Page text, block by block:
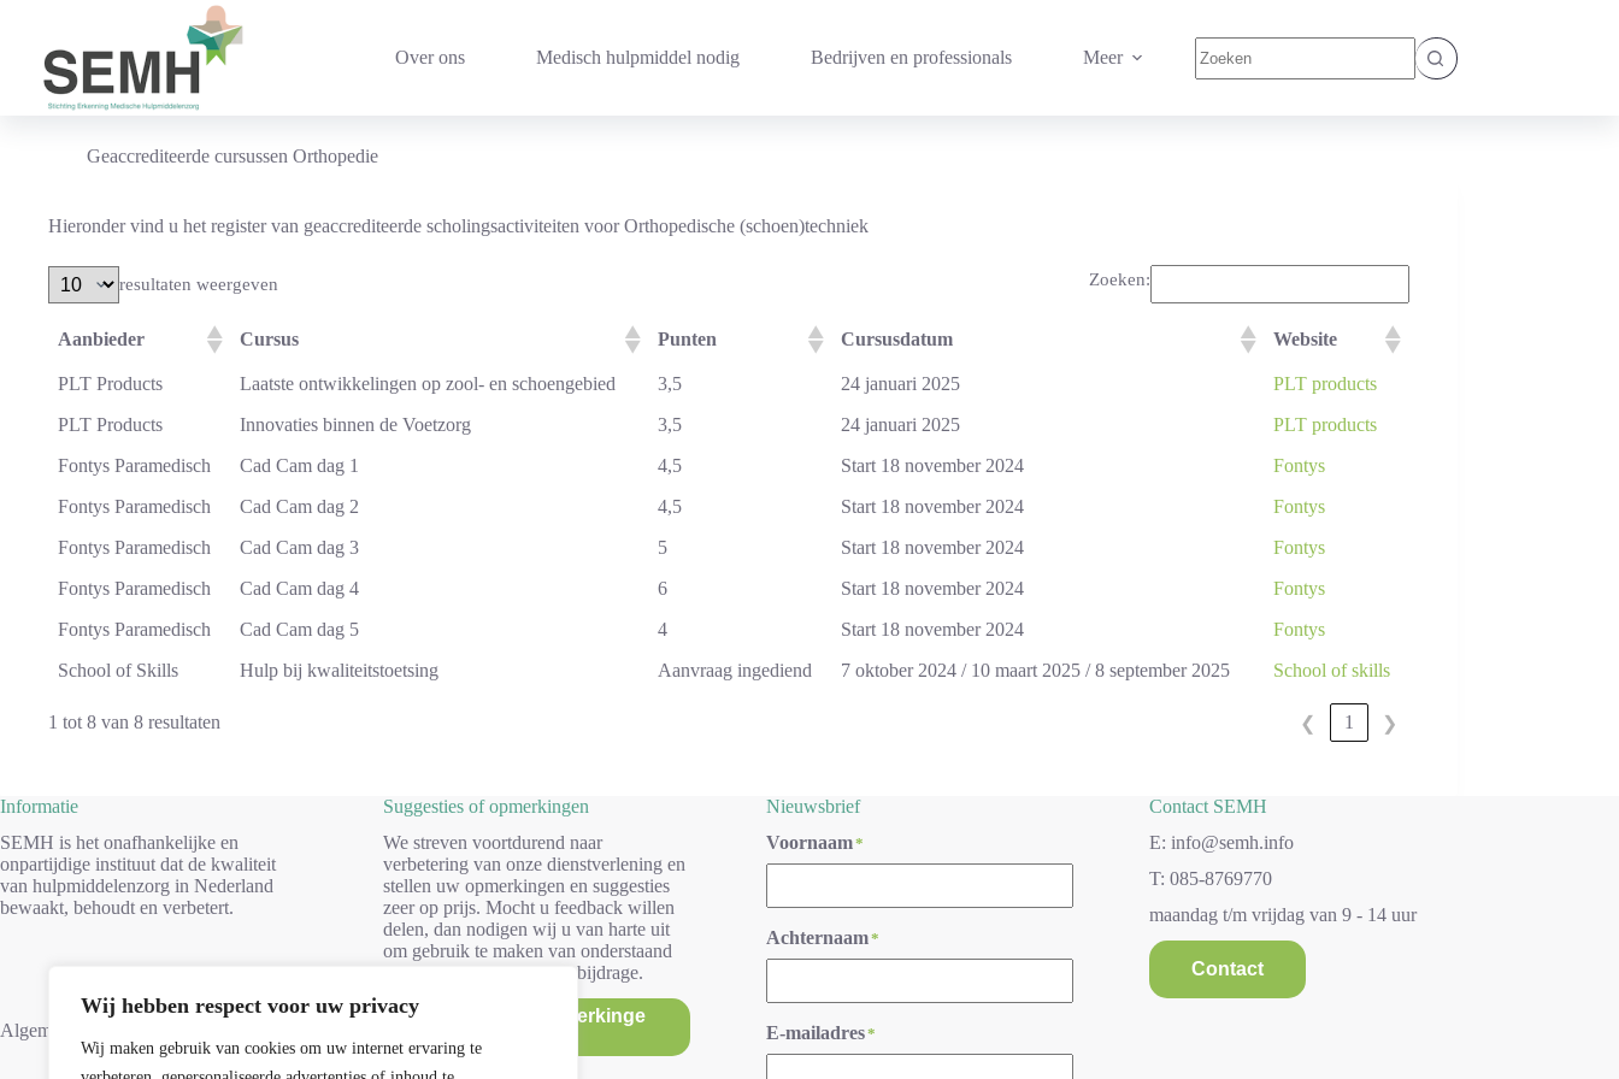
Wij hebben respect voor uw privacy
Wij maken gebruik van cookies om uw internet ervaring te
inhoud
Over ons Medisch hulpmiddel nodig Bedrijven en professionals Meer
resultaten
Geaccrediteerde cursussen Orthopedie
Hieronder vind u het register van geaccrediteerde scholingsactiviteiten voor Orthopedische (schoen)techniek
resultaten weergeven Zoeken:
Aanbieder Cursus Punten Cursusdatum Website
PLT Products Laatste ontwikkelingen op zool- en schoengebied 3,5 24 januari 2025
PLT products
PLT Products
Innovaties binnen de Voetzorg 3,5 24 januari 2025
PLT products
Fontys Paramedisch
Cad Cam dag 1 4,5 Start 18 november 2024
Fontys
Fontys Paramedisch
Cad Cam dag 2 4,5 Start 18 november 2024
Fontys
Fontys Paramedisch
Cad Cam dag 3 5 Start 18 november 2024
Fontys
Fontys Paramedisch
Cad Cam dag 4 6 Start 18 november 2024
Fontys
Fontys Paramedisch
Cad Cam dag 5 4 Start 18 november 2024
Fontys
School of Skills
Hulp bij kwaliteitstoetsing Aanvraag ingediend 7 oktober 2024 / 10 maart 2025 / 8 september 2025 School of skills
1 tot 8 van 8 resultaten ❮ 1 ❯
Informatie
SEMH is het onafhankelijke en
onpartijdige instituut dat de kwaliteit
van hulpmiddelenzorg in Nederland
bewaakt, behoudt en verbetert.
Algemene voorwaarden
Suggesties of opmerkingen
We streven voortdurend naar
verbetering van onze dienstverlening en
stellen uw opmerkingen en suggesties
zeer op prijs. Mocht u feedback willen
delen, dan nodigen wij u van harte uit
om gebruik te maken van onderstaand
formulier. Dank voor uw bijdrage.
Suggesties/opmerkinge
Nieuwsbrief
Voornaam*
Achternaam*
E-mailadres*
Contact SEMH
E: info@semh.info
T: 085-8769770
maandag t/m vrijdag van 9 - 14 uur
Contact